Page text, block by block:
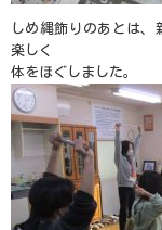
しめ縄飾りのあとは、
楽しく
体をほぐしました。